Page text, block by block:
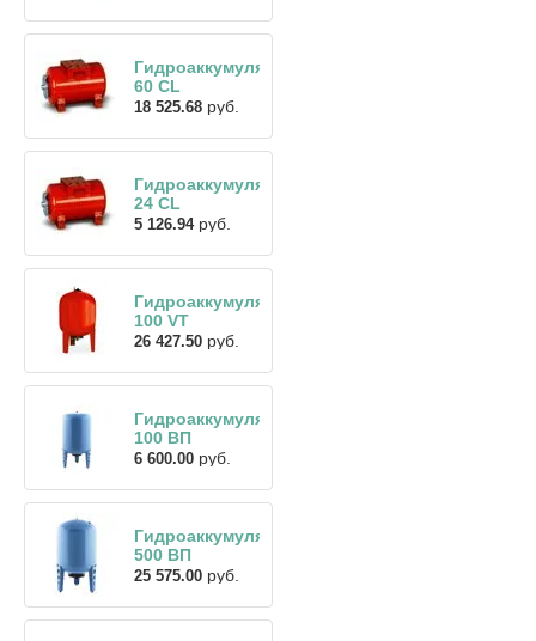
Гидроаккумулятор
60 CL
18 525.68 руб.
Гидроаккумулятор
24 CL
5 126.94 руб.
Гидроаккумулятор
100 VT
26 427.50 руб.
Гидроаккумулятор
100 ВП
6 600.00 руб.
Гидроаккумулятор
500 ВП
25 575.00 руб.